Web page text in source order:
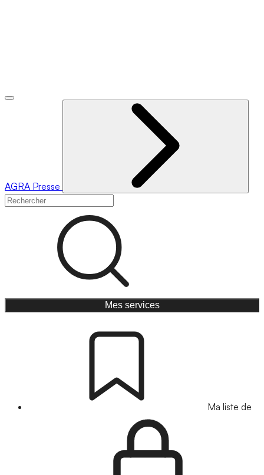
AGRA Presse
Mes services
Ma liste de